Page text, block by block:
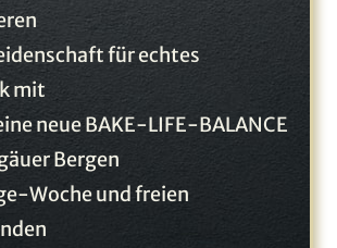
für echtes
mit
neue BAKE-LIFE-BALANCE
Bergen
Woche und freien